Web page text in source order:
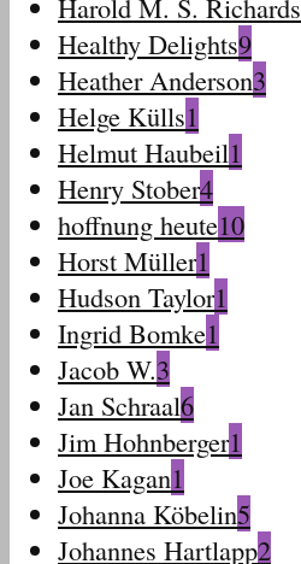
Harold M. S. Richards
Healthy Delights9
Heather Anderson3
Helge Külls1
Helmut Haubeil1
Henry Stober4
hoffnung heute10
Horst Müller1
Hudson Taylor1
Ingrid Bomke1
Jacob W.3
Jan Schraal6
Jim Hohnberger1
Joe Kagan1
Johanna Köbelin5
Johannes Hartlapp2